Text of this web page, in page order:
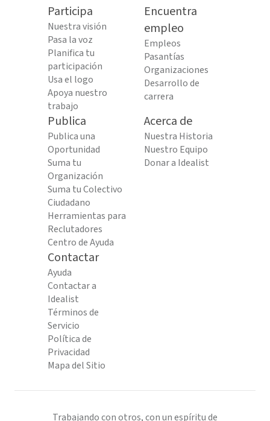
Participa
Nuestra visión
Pasa la voz
Planifica tu
participación
Usa el logo
Apoya nuestro
trabajo
Encuentra
empleo
Empleos
Pasantías
Organizaciones
Desarrollo de
carrera
Publica
Publica una
Oportunidad
Suma tu
Organización
Suma tu Colectivo
Ciudadano
Herramientas para
Reclutadores
Centro de Ayuda
Acerca de
Nuestra Historia
Nuestro Equipo
Donar a Idealist
Contactar
Ayuda
Contactar a
Idealist
Términos de
Servicio
Política de
Privacidad
Mapa del Sitio
Trabajando con otros, con un espíritu de